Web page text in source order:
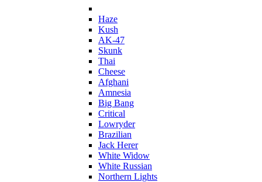
Haze
Kush
AK-47
Skunk
Thai
Cheese
Afghani
Amnesia
Big Bang
Critical
Lowryder
Brazilian
Jack Herer
White Widow
White Russian
Northern Lights